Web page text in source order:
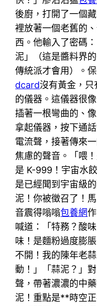
後廚，打開了一個
裡放著一個老舊的
西。他輸入了密碼
泥」（這是醬料界
傳統派才會用）。
dcard沒有黃金，只
的儀器。這儀器很
插著一根彎曲的、
拿起儀器，按下通
電流聲，接著傳來
焦慮的聲音。「喂
是 K-999！宇宙水
是已經聞到宇宙級
泥！你被徵召了！
音震得嗡嗡包養網
喊道：「特務？酸
味！是麵粉過度膨
不開！我的陳年老
動！」「蒜泥？」
聲，帶著濃濃的中
泥！重點是**時空